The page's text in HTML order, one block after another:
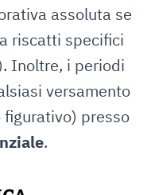
assoluta se
riscatti specifici
Inoltre, i periodi
versamento
presso
.